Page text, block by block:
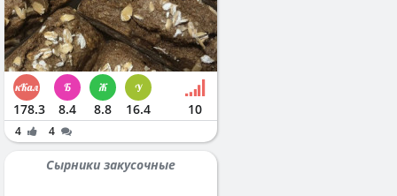
178.3 8.4 8.8 16.4 10
4 4
Сырники закусочные